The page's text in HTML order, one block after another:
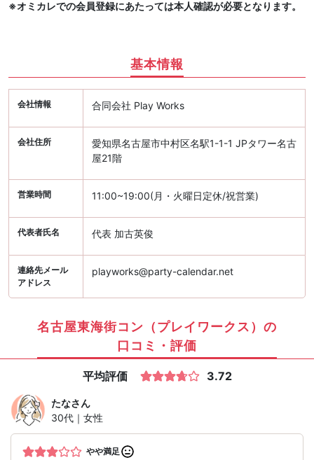
※オミカレでの会員登録にあたっては本人確認が必要となります。
基本情報
会社情報 合同会社 Play Works
会社住所
愛知県名古屋市中村区名駅1-1-1 JPタワー名古
屋21階
営業時間 11:00~19:00(月・火曜日定休/祝営業)
代表者氏名 代表 加古英俊
連絡先メール
アドレス
playworks@party-calendar.net
名古屋東海街コン（プレイワークス）の
口コミ・評価
平均評価 3.72
たなさん
30代｜女性
やや満足